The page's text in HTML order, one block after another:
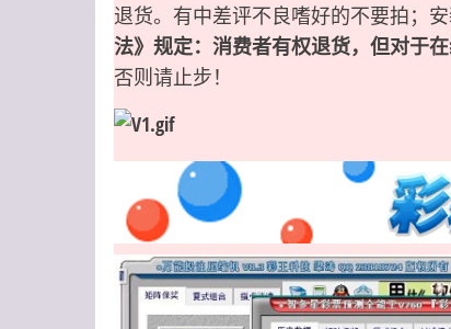
退货。有中差评不良嗜好的不要拍；
法》规定：消费者有权退货，但对于
否则请止步！